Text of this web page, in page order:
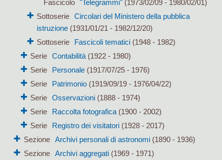
Fascicolo
"Telegrammi"(1973/02/09 - 1980/02/01)
Sottoserie
Circolari del Ministero della pubblica
istruzione (1931/01/21 - 1982/12/20)
Sottoserie
Fascicoli tematici (1948 - 1982)
Serie Contabilità(1922 - 1980)
Serie
Personale(1917/07/25 - 1976)
Serie
Patrimonio(1919/09/19 - 1976/04/22)
Serie Osservazioni(1888 - 1974)
Serie
Raccolta fotografica(1900 - 2002)
Serie
Registro dei visitatori(1928 - 2017)
Sezione
Archivi personali di astronomi(1890 - 1936)
Sezione
Archivi aggregati(1969 - 1971)